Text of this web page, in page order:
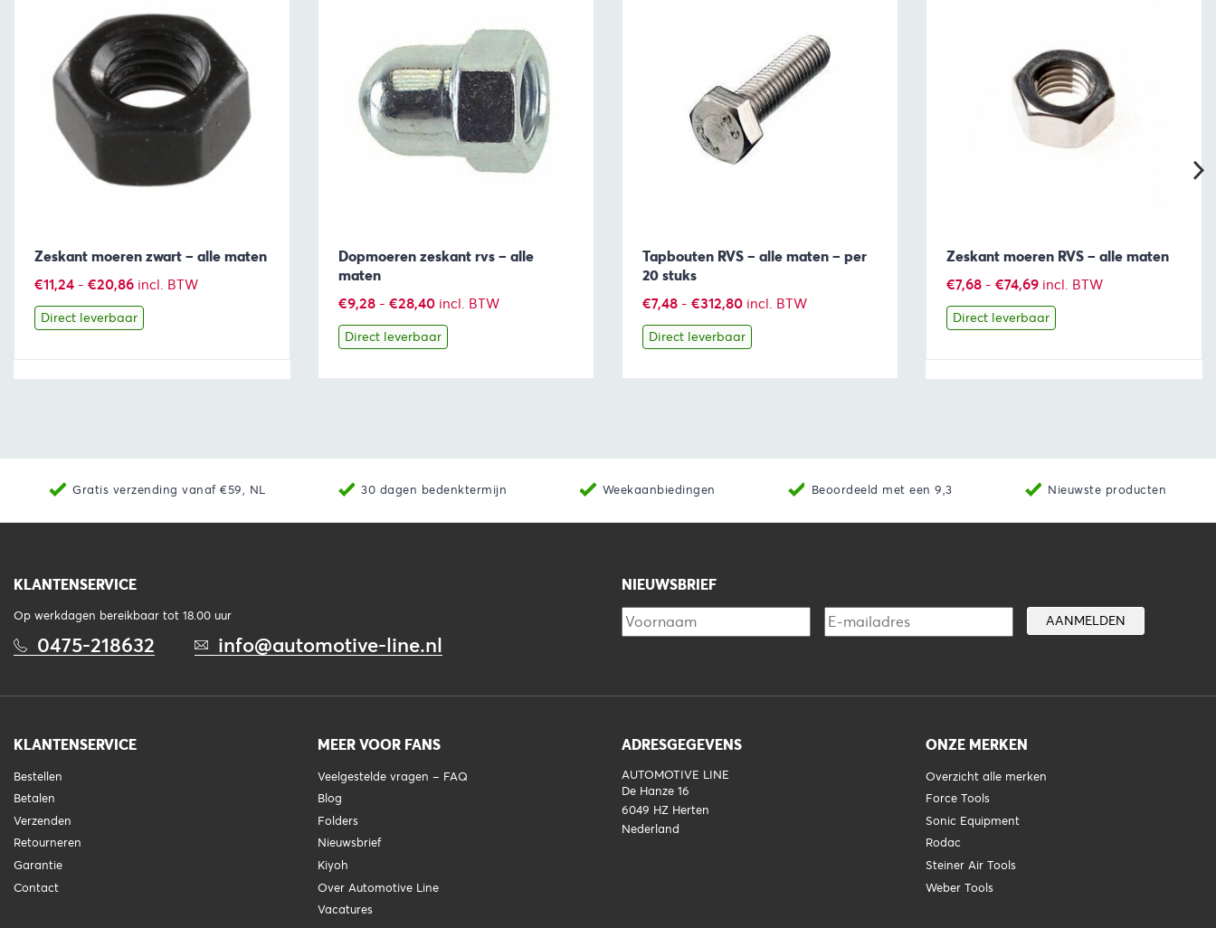
Zeskant moeren zwart – alle maten
€11,24 - €20,86Prijsklasse:
€11,24
tot
€20,86
incl. BTW
Direct leverbaar
Dopmoeren zeskant rvs – alle
maten
€9,28 - €28,40Prijsklasse:
€9,28
tot
€28,40
incl. BTW
Direct leverbaar
Tapbouten RVS – alle maten – per
20 stuks
€7,48 - €312,80Prijsklasse:
€7,48
tot
€312,80
incl. BTW
Direct leverbaar
Zeskant moeren RVS – alle maten
€7,68 - €74,69Prijsklasse:
€7,68
tot
€74,69
incl. BTW
Direct leverbaar
Gratis verzending vanaf €59, NL 30 dagen bedenktermijn Weekaanbiedingen Beoordeeld met een 9,3 Nieuwste producten
KLANTENSERVICE
Op werkdagen bereikbaar tot 18.00 uur
0475-218632 info@automotive-line.nl
NIEUWSBRIEF
KLANTENSERVICE
Bestellen
Betalen
Verzenden
Retourneren
Garantie
Contact
MEER VOOR FANS
Veelgestelde vragen – FAQ
Blog
Folders
Nieuwsbrief
Kiyoh
Over Automotive Line
Vacatures
ADRESGEGEVENS
AUTOMOTIVE LINE
De Hanze 16
6049 HZ Herten
Nederland
ONZE MERKEN
Overzicht alle merken
Force Tools
Sonic Equipment
Rodac
Steiner Air Tools
Weber Tools